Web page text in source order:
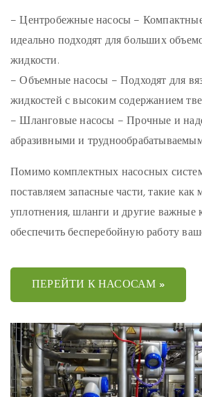
– Центробежные насосы –
идеально подходят для больших
жидкости.
– Объемные насосы – Подходят для
жидкостей с высоким содержанием
– Шланговые насосы – Прочные и
абразивными и
Помимо комплектных насосных
поставляем запасные части, такие как
уплотнения, шланги и другие важные
обеспечить бесперебойную работу
ПЕРЕЙТИ К НАСОСАМ »